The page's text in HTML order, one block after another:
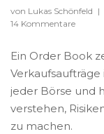
von Lukas Schönfeld |
14 Kommentare
Ein Order Book
jeder Börse und
verstehen,
zu machen.